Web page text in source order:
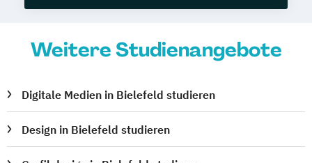
Weitere Studienangebote
Digitale Medien in Bielefeld studieren
Design in Bielefeld studieren